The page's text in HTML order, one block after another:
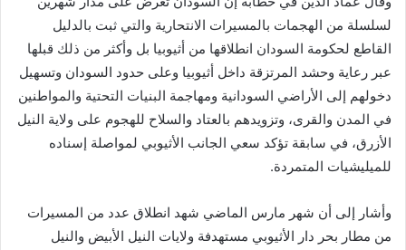
لسلسلة من الهجمات بالمسيرات الانتحارية والتي ثبت بالدليل
القاطع لحكومة السودان انطلاقها من أثيوبيا بل وأكثر من ذلك قبلها
عبر رعاية وحشد المرتزقة داخل أثيوبيا وعلى حدود السودان وتسهيل
دخولهم إلى الأراضي السودانية ومهاجمة البنيات التحتية والمواطنين
في المدن والقرى، وتزويدهم بالعتاد والسلاح للهجوم على ولاية النيل
الأزرق، في سابقة تؤكد سعي الجانب الأثيوبي لمواصلة إسناده
للميليشيات المتمردة.
وأشار إلى أن شهر مارس الماضي شهد انطلاق عدد من المسيرات
من مطار بحر دار الأثيوبي مستهدفة ولايات النيل الأبيض والنيل